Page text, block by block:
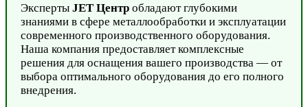
Эксперты JET Центр обладают глубокими
знаниями в сфере металлообработки и эксплуатации
современного производственного оборудования.
Наша компания предоставляет комплексные
решения для оснащения вашего производства — от
выбора оптимального оборудования до его полного
внедрения.